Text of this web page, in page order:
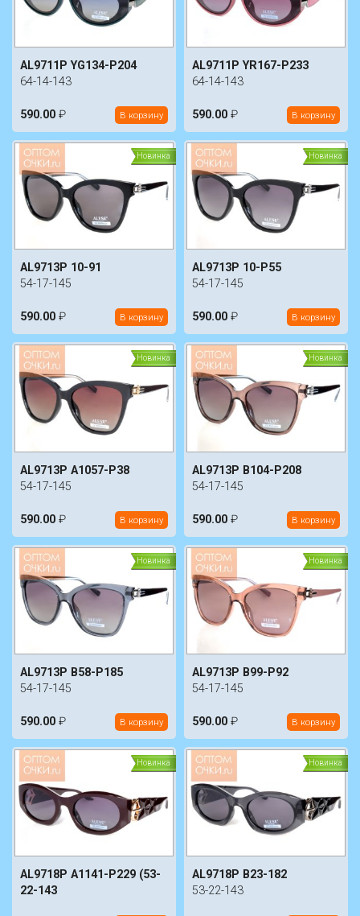
AL9711P YG134-P204
64-14-143
590.00 ₽ В корзину
AL9711P YR167-P233
64-14-143
590.00 ₽ В корзину
Новинка
AL9713P 10-91
54-17-145
590.00 ₽ В корзину
Новинка
AL9713P 10-P55
54-17-145
590.00 ₽ В корзину
Новинка
AL9713P A1057-P38
54-17-145
590.00 ₽ В корзину
Новинка
AL9713P B104-P208
54-17-145
590.00 ₽ В корзину
Новинка
AL9713P B58-P185
54-17-145
590.00 ₽ В корзину
Новинка
AL9713P B99-P92
54-17-145
590.00 ₽ В корзину
Новинка
AL9718P A1141-P229 (53-
22-143
Новинка
AL9718P B23-182
53-22-143